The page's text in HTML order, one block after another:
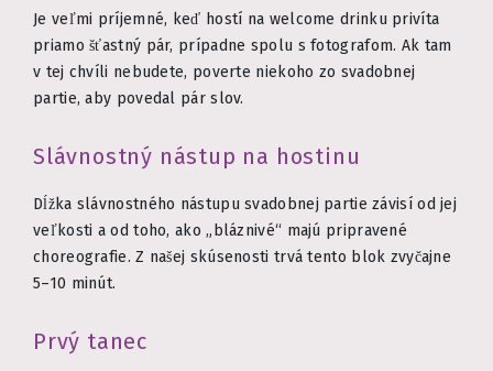
Je veľmi príjemné, keď hostí na welcome drinku privíta
priamo šťastný pár, prípadne spolu s fotografom. Ak tam
v tej chvíli nebudete, poverte niekoho zo svadobnej
partie, aby povedal pár slov.
Slávnostný nástup na hostinu
Dĺžka slávnostného nástupu svadobnej partie závisí od jej
veľkosti a od toho, ako „bláznivé“ majú pripravené
choreografie. Z našej skúsenosti trvá tento blok zvyčajne
5–10 minút.
Prvý tanec